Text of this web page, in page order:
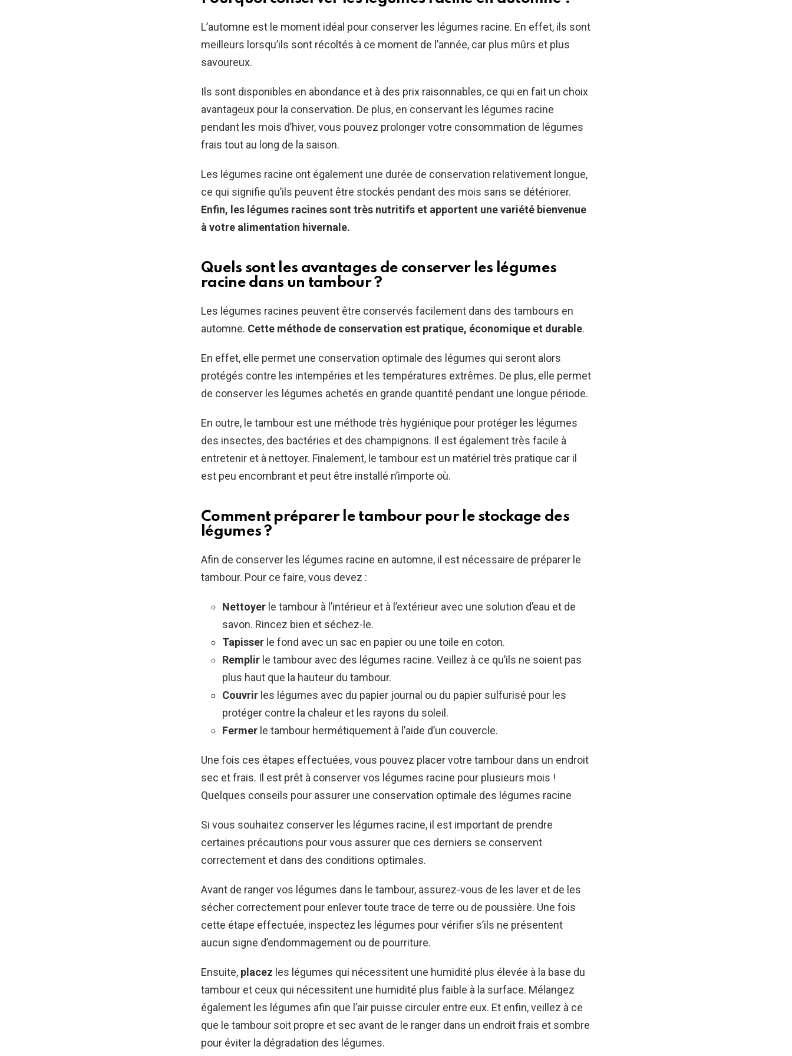
L’automne est le moment idéal pour conserver les légumes racine. En effet, ils sont
meilleurs lorsqu’ils sont récoltés à ce moment de l’année, car plus mûrs et plus
savoureux.
Ils sont disponibles en abondance et à des prix raisonnables, ce qui en fait un choix
avantageux pour la conservation. De plus, en conservant les légumes racine
pendant les mois d’hiver, vous pouvez prolonger votre consommation de légumes
frais tout au long de la saison.
Les légumes racine ont également une durée de conservation relativement longue,
ce qui signifie qu’ils peuvent être stockés pendant des mois sans se détériorer.
Enfin, les légumes racines sont très nutritifs et apportent une variété bienvenue
à votre alimentation hivernale.
Quels sont les avantages de conserver les légumes
racine dans un tambour ?
Les légumes racines peuvent être conservés facilement dans des tambours en
automne. Cette méthode de conservation est pratique, économique et durable.
En effet, elle permet une conservation optimale des légumes qui seront alors
protégés contre les intempéries et les températures extrêmes. De plus, elle permet
de conserver les légumes achetés en grande quantité pendant une longue période.
En outre, le tambour est une méthode très hygiénique pour protéger les légumes
des insectes, des bactéries et des champignons. Il est également très facile à
entretenir et à nettoyer. Finalement, le tambour est un matériel très pratique car il
est peu encombrant et peut être installé n’importe où.
Comment préparer le tambour pour le stockage des
légumes ?
Afin de conserver les légumes racine en automne, il est nécessaire de préparer le
tambour. Pour ce faire, vous devez :
Nettoyer le tambour à l’intérieur et à l’extérieur avec une solution d’eau et de
savon. Rincez bien et séchez-le.
Tapisser le fond avec un sac en papier ou une toile en coton.
Remplir le tambour avec des légumes racine. Veillez à ce qu’ils ne soient pas
plus haut que la hauteur du tambour.
Couvrir les légumes avec du papier journal ou du papier sulfurisé pour les
protéger contre la chaleur et les rayons du soleil.
Fermer le tambour hermétiquement à l’aide d’un couvercle.
Une fois ces étapes effectuées, vous pouvez placer votre tambour dans un endroit
sec et frais. Il est prêt à conserver vos légumes racine pour plusieurs mois !
Quelques conseils pour assurer une conservation optimale des légumes racine
Si vous souhaitez conserver les légumes racine, il est important de prendre
certaines précautions pour vous assurer que ces derniers se conservent
correctement et dans des conditions optimales.
Avant de ranger vos légumes dans le tambour, assurez-vous de les laver et de les
sécher correctement pour enlever toute trace de terre ou de poussière. Une fois
cette étape effectuée, inspectez les légumes pour vérifier s’ils ne présentent
aucun signe d’endommagement ou de pourriture.
Ensuite, placez les légumes qui nécessitent une humidité plus élevée à la base du
tambour et ceux qui nécessitent une humidité plus faible à la surface. Mélangez
également les légumes afin que l’air puisse circuler entre eux. Et enfin, veillez à ce
que le tambour soit propre et sec avant de le ranger dans un endroit frais et sombre
pour éviter la dégradation des légumes.